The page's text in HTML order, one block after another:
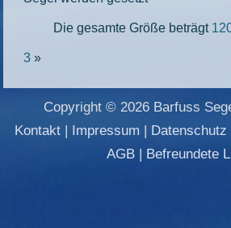
Die gesamte Größe beträgt
3 »
Copyright © 2026 Barfuss
Kontakt| Impressum | Datenschutz
AGB | Befreundete